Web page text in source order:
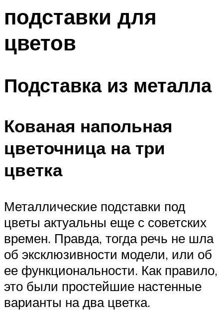
Меню
подставки для
цветов
Подставка из металла
Кованая напольная
цветочница на три
цветка
Металлические подставки под
цветы актуальны еще с советских
времен. Правда, тогда речь не шла
об эксклюзивности модели, или об
ее функциональности. Как правило,
это были простейшие настенные
варианты на два цветка.